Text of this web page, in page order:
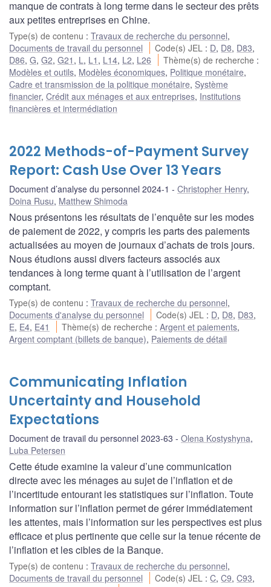
manque de contrats à long terme dans le secteur des prêts
aux petites entreprises en Chine.
Type(s) de contenu : Travaux de recherche du personnel,
Documents de travail du personnel
Code(s) JEL : D, D8, D83,
D86, G, G2, G21 , L, L1 , L14, L2, L26 Thème(s) de recherche :
Modèles et outils, Modèles économiques, Politique monétaire,
Cadre et transmission de la politique monétaire, Système
financier, Crédit aux ménages et aux entreprises, Institutions
financières et intermédiation
2022 Methods-of-Payment Survey
Report: Cash Use Over 13 Years
Document d’analyse du personnel 2024-1 Christopher Henry,
Doina Rusu, Matthew Shimoda
Nous présentons les résultats de l’enquête sur les modes
de paiement de 2022, y compris les parts des paiements
actualisées au moyen de journaux d’achats de trois jours.
Nous étudions aussi divers facteurs associés aux
tendances à long terme quant à l’utilisation de l’argent
comptant.
Type(s) de contenu : Travaux de recherche du personnel,
Documents d'analyse du personnel
Code(s) JEL : D, D8, D83,
E, E4, E41 Thème(s) de recherche :Argent et paiements,
Argent comptant (billets de banque), Paiements de détail
Communicating Inflation
Uncertainty and Household
Expectations
Document de travail du personnel 2023-63 Olena Kostyshyna,
Luba Petersen
Cette étude examine la valeur d’une communication
directe avec les ménages au sujet de l’inflation et de
l’incertitude entourant les statistiques sur l’inflation. Toute
information sur l’inflation permet de gérer immédiatement
les attentes, mais l’information sur les perspectives est plus
efficace et plus pertinente que celle sur la tenue récente de
l’inflation et les cibles de la Banque.
Type(s) de contenu : Travaux de recherche du personnel,
Documents de travail du personnel
Code(s) JEL :C,C9,C93,